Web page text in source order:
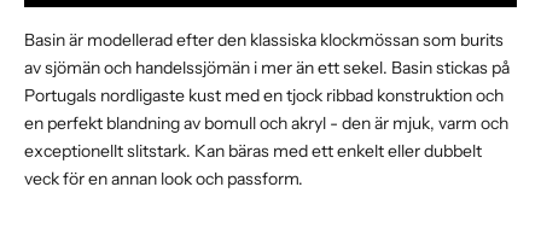
Basin är modellerad efter den klassiska klockmössan som burits
av sjömän och handelssjömän i mer än ett sekel. Basin stickas på
Portugals nordligaste kust med en tjock ribbad konstruktion och
en perfekt blandning av bomull och akryl - den är mjuk, varm och
exceptionellt slitstark. Kan bäras med ett enkelt eller dubbelt
veck för en annan look och passform.